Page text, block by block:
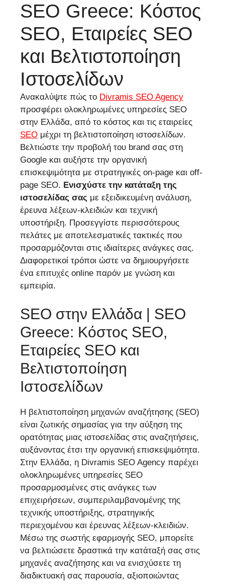
SEO Greece: Κόστος
SEO, Εταιρείες SEO
και Βελτιστοποίηση
Ιστοσελίδων
Ανακαλύψτε πώς το Divramis SEO Agency
προσφέρει ολοκληρωμένες υπηρεσίες SEO
στην Ελλάδα, από το κόστος και τις εταιρείες
SEO μέχρι τη βελτιστοποίηση ιστοσελίδων.
Βελτιώστε την προβολή του brand σας στη
Google και αυξήστε την οργανική
επισκεψιμότητα με στρατηγικές on-page και off-
page SEO. Ενισχύστε την κατάταξη της
ιστοσελίδας σας με εξειδικευμένη ανάλυση,
έρευνα λέξεων-κλειδιών και τεχνική
υποστήριξη. Προσεγγίστε περισσότερους
πελάτες με αποτελεσματικές τακτικές που
προσαρμόζονται στις ιδιαίτερες ανάγκες σας.
Διαφορετικοί τρόποι ώστε να δημιουργήσετε
ένα επιτυχές online παρόν με γνώση και
εμπειρία.
SEO στην Ελλάδα | SEO
Greece: Κόστος SEO,
Εταιρείες SEO και
Βελτιστοποίηση
Ιστοσελίδων
Η βελτιστοποίηση μηχανών αναζήτησης (SEO)
είναι ζωτικής σημασίας για την αύξηση της
ορατότητας μιας ιστοσελίδας στις αναζητήσεις,
αυξάνοντας έτσι την οργανική επισκεψιμότητα.
Στην Ελλάδα, η Divramis SEO Agency παρέχει
ολοκληρωμένες υπηρεσίες SEO
προσαρμοσμένες στις ανάγκες των
επιχειρήσεων, συμπεριλαμβανομένης της
τεχνικής υποστήριξης, στρατηγικής
περιεχομένου και έρευνας λέξεων-κλειδιών.
Μέσω της σωστής εφαρμογής SEO, μπορείτε
να βελτιώσετε δραστικά την κατάταξή σας στις
μηχανές αναζήτησης και να ενισχύσετε τη
διαδικτυακή σας παρουσία, αξιοποιώντας